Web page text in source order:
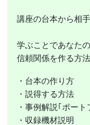
講座の台本から相
学ぶことであなた
信頼関係を作る方
・台本の作り方
・説得する方法
・事例解説｢ポー
・収録機材説明